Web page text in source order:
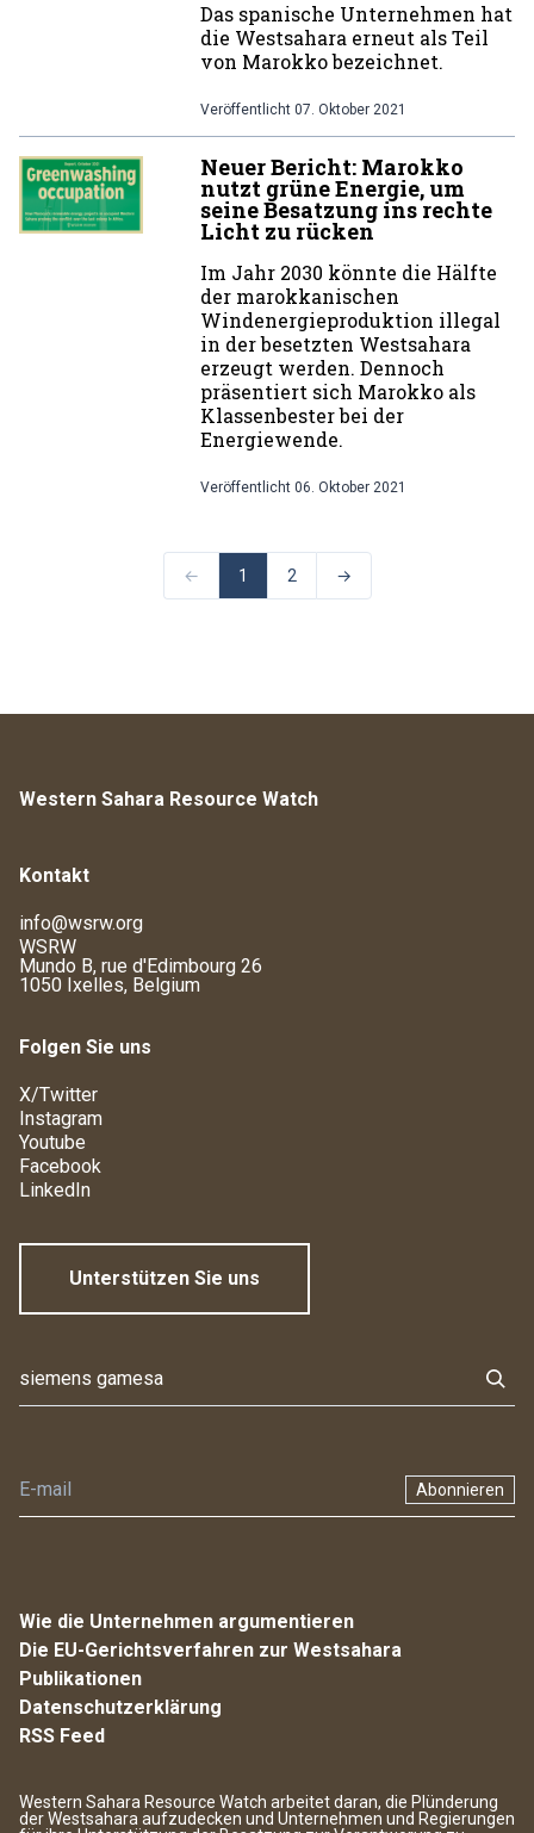
Das spanische Unternehmen hat
die Westsahara erneut als Teil
von Marokko bezeichnet.
Veröffentlicht 07. Oktober 2021
Neuer Bericht: Marokko
nutzt grüne Energie, um
seine Besatzung ins rechte
Licht zu rücken
Im Jahr 2030 könnte die Hälfte
der marokkanischen
Windenergieproduktion illegal
in der besetzten Westsahara
erzeugt werden. Dennoch
präsentiert sich Marokko als
Klassenbester bei der
Energiewende.
Veröffentlicht 06. Oktober 2021
← 1 2 →
Western Sahara Resource Watch
Kontakt
info@wsrw.org
WSRW
Mundo B, rue d'Edimbourg 26
1050 Ixelles, Belgium
Folgen Sie uns
X/Twitter
Instagram
Youtube
Facebook
LinkedIn
Unterstützen Sie uns
Abonnieren
Wie die Unternehmen argumentieren
Die EU-Gerichtsverfahren zur Westsahara
Publikationen
Datenschutzerklärung
RSS Feed
Western Sahara Resource Watch arbeitet daran, die Plünderung
der Westsahara aufzudecken und Unternehmen und Regierungen